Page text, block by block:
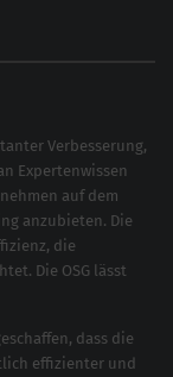
Verbesserung,
Expertenwissen
auf dem
anzubieten. Die
die
Die OSG lässt
dass die
effizienter und